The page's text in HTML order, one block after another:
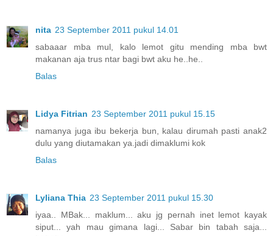
nita 23 September 2011 pukul 14.01
sabaaar mba mul, kalo lemot gitu mending mba bwt
makanan aja trus ntar bagi bwt aku he..he..
Balas
Lidya Fitrian 23 September 2011 pukul 15.15
namanya juga ibu bekerja bun, kalau dirumah pasti anak2
dulu yang diutamakan ya.jadi dimaklumi kok
Balas
Lyliana Thia 23 September 2011 pukul 15.30
iyaa.. MBak... maklum... aku jg pernah inet lemot kayak
siput... yah mau gimana lagi... Sabar bin tabah saja...